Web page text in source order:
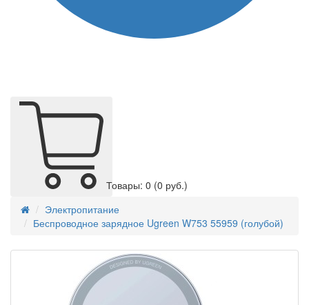
Товары: 0 (0 руб.)
Электропитание
Беспроводное зарядное Ugreen W753 55959 (голубой)